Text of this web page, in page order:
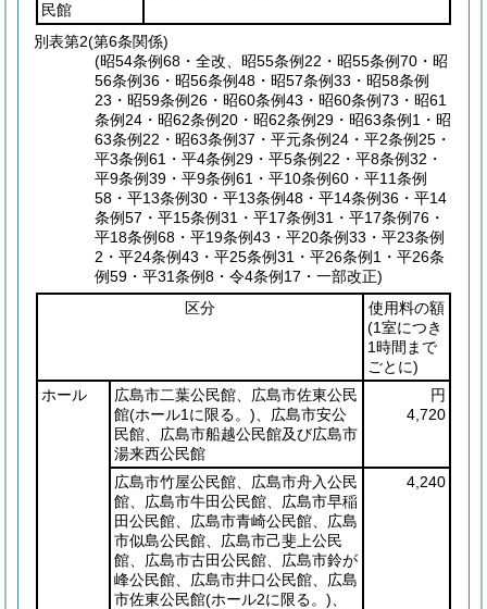
民館
別表第2(第6条関係)
(昭54条例68・全改、昭55条例22・昭55条例70・昭
56条例36・昭56条例48・昭57条例33・昭58条例
23・昭59条例26・昭60条例43・昭60条例73・昭61
条例24・昭62条例20・昭62条例29・昭63条例1・昭
63条例22・昭63条例37・平元条例24・平2条例25・
平3条例61・平4条例29・平5条例22・平8条例32・
平9条例39・平9条例61・平10条例60・平11条例
58・平13条例30・平13条例48・平14条例36・平14
条例57・平15条例31・平17条例31・平17条例76・
平18条例68・平19条例43・平20条例33・平23条例
2・平24条例43・平25条例31・平26条例1・平26条
例59・平31条例8・令4条例17・一部改正)
区分
使用料の額
(1室につき
1時間まで
ごとに)
ホール
広島市二葉公民館、広島市佐東公民
館(ホール1に限る。) 、広島市安公
民館、広島市船越公民館及び広島市
湯来西公民館
円
4,720
広島市竹屋公民館、広島市舟入公民
館、広島市牛田公民館、広島市早稲
田公民館、広島市青崎公民館、広島
市似島公民館、広島市己斐上公民
館、広島市古田公民館、広島市鈴が
峰公民館、広島市井口公民館、広島
市佐東公民館(ホール2に限る。)
4,240